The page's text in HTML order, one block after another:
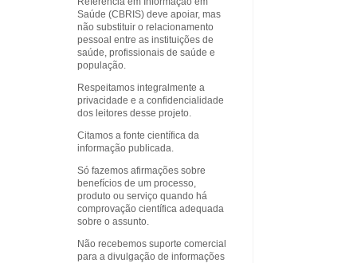
Saúde (CBRIS) deve apoiar, mas
não substituir o relacionamento
pessoal entre as instituições de
saúde, profissionais de saúde e
população.
Respeitamos integralmente a
privacidade e a confidencialidade
dos leitores desse projeto.
Citamos a fonte científica da
informação publicada.
Só fazemos afirmações sobre
benefícios de um processo,
produto ou serviço quando há
comprovação científica adequada
sobre o assunto.
Não recebemos suporte comercial
para a divulgação de informações